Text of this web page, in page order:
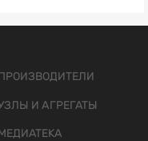
И АГРЕГАТЫ